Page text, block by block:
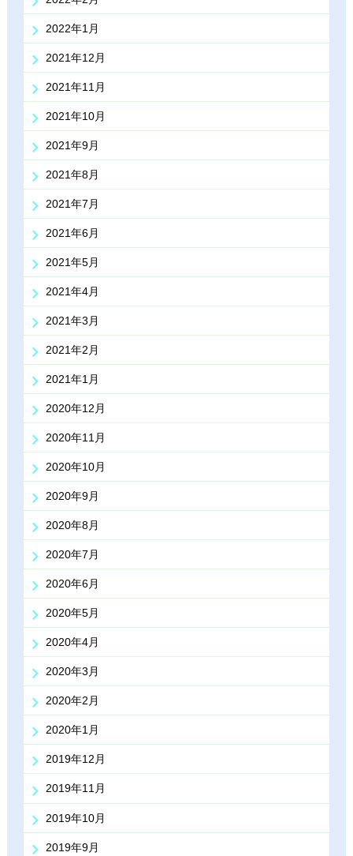
2022年1月
2021年12月
2021年11月
2021年10月
2021年9月
2021年8月
2021年7月
2021年6月
2021年5月
2021年4月
2021年3月
2021年2月
2021年1月
2020年12月
2020年11月
2020年10月
2020年9月
2020年8月
2020年7月
2020年6月
2020年5月
2020年4月
2020年3月
2020年2月
2020年1月
2019年12月
2019年11月
2019年10月
2019年9月